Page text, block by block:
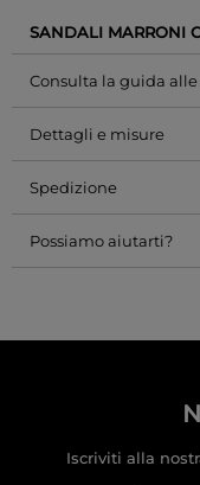
SANDALI MARRONI
Consulta la guida
Dettagli e misure
Spedizione
Possiamo aiutarti?
Iscriviti alla